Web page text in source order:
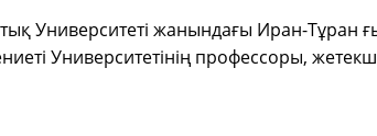
Университеті жанындағы Иран-Тұран
Университетінің профессоры,